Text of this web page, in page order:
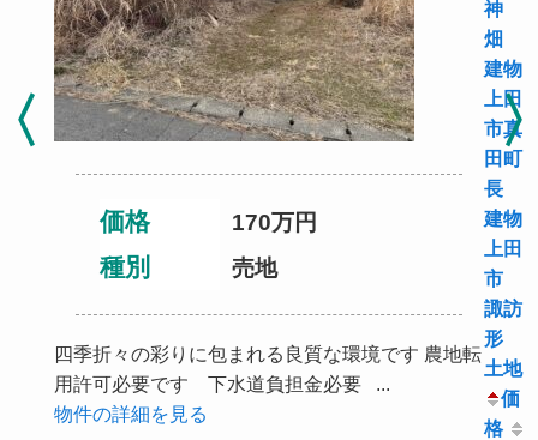
価格 170万円
種別 売地
四季折々の彩りに包まれる良質な環境です 農地転
用許可必要です 下水道負担金必要 ...
物件の詳細を見る
神
畑
建物
上田
市真
田町
長
建物
上田
市
諏訪
形
土地
価
格